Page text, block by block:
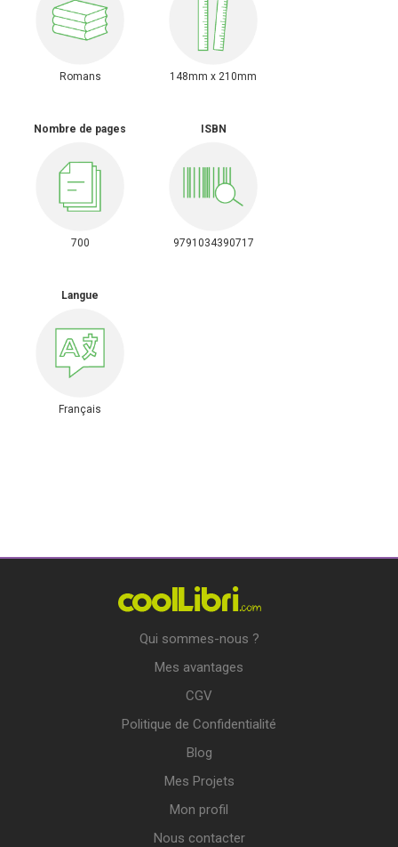
Romans 148mm x 210mm
Nombre de pages
700
ISBN
9791034390717
Langue
Français
Qui sommes-nous ?
Mes avantages
CGV
Politique de Confidentialité
Blog
Mes Projets
Mon profil
Nous contacter